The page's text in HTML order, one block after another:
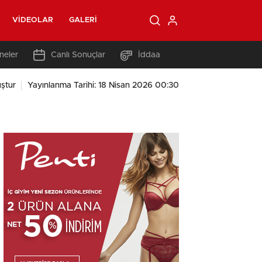
VIDEOLAR GALERI
Canlı Sonuçlar İddaa
Yayınlanma Tarihi: 18 Nisan 2026 00:30